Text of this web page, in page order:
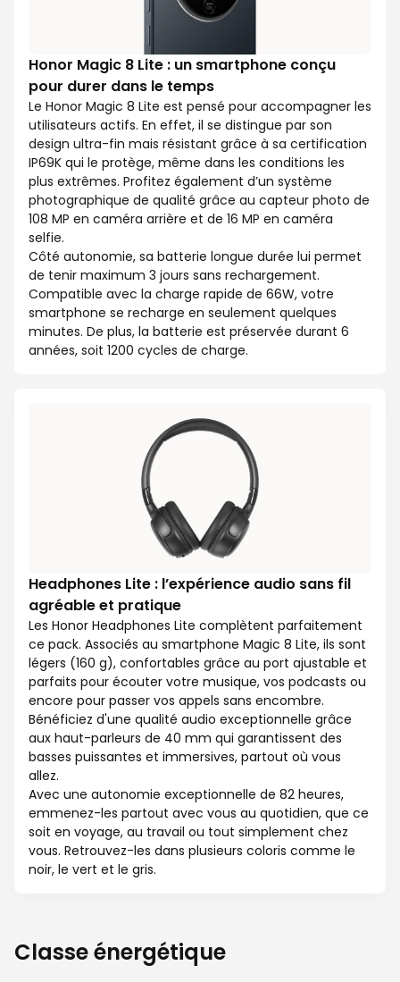
Honor Magic 8 Lite : un smartphone conçu
pour durer dans le temps
Le Honor Magic 8 Lite est pensé pour accompagner les
utilisateurs actifs. En effet, il se distingue par son
design ultra-fin mais résistant grâce à sa certification
IP69K qui le protège, même dans les conditions les
plus extrêmes. Profitez également d’un système
photographique de qualité grâce au capteur photo de
108 MP en caméra arrière et de 16 MP en caméra
selfie.
Côté autonomie, sa batterie longue durée lui permet
de tenir maximum 3 jours sans rechargement.
Compatible avec la charge rapide de 66W, votre
smartphone se recharge en seulement quelques
minutes. De plus, la batterie est préservée durant 6
années, soit 1200 cycles de charge.
Headphones Lite : l’expérience audio sans fil
agréable et pratique
Les Honor Headphones Lite complètent parfaitement
ce pack. Associés au smartphone Magic 8 Lite, ils sont
légers (160 g), confortables grâce au port ajustable et
parfaits pour écouter votre musique, vos podcasts ou
encore pour passer vos appels sans encombre.
Bénéficiez d'une qualité audio exceptionnelle grâce
aux haut-parleurs de 40 mm qui garantissent des
basses puissantes et immersives, partout où vous
allez.
Avec une autonomie exceptionnelle de 82 heures,
emmenez-les partout avec vous au quotidien, que ce
soit en voyage, au travail ou tout simplement chez
vous. Retrouvez-les dans plusieurs coloris comme le
noir, le vert et le gris.
Classe énergétique